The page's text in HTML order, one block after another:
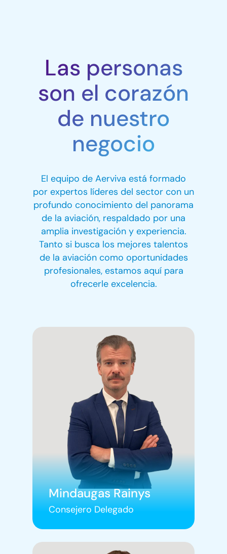
Las personas
son el corazón
de nuestro
negocio
El equipo de Aerviva está formado
por expertos líderes del sector con un
profundo conocimiento del panorama
de la aviación, respaldado por una
amplia investigación y experiencia.
Tanto si busca los mejores talentos
de la aviación como oportunidades
profesionales, estamos aquí para
ofrecerle excelencia.
Mindaugas Rainys
Consejero Delegado